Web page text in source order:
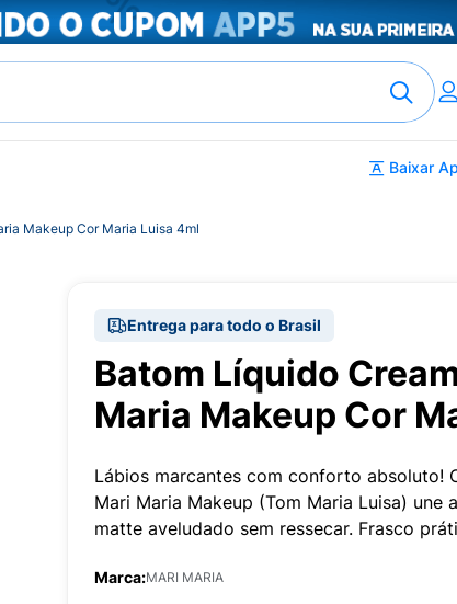
Baixar
Makeup Cor Maria Luisa 4ml
Entrega para todo o Brasil
Batom Líquido
Maria Makeup Cor
Lábios marcantes com conforto absoluto!
Mari Maria Makeup (Tom Maria Luisa) une
matte aveludado sem ressecar. Frasco
Marca:MARI MARIA